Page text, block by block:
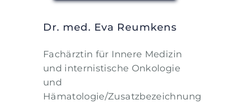
Dr. med. Eva Reumkens
Fachärztin für Innere Medizin
und internistische Onkologie
und
Hämatologie/Zusatzbezeichnung